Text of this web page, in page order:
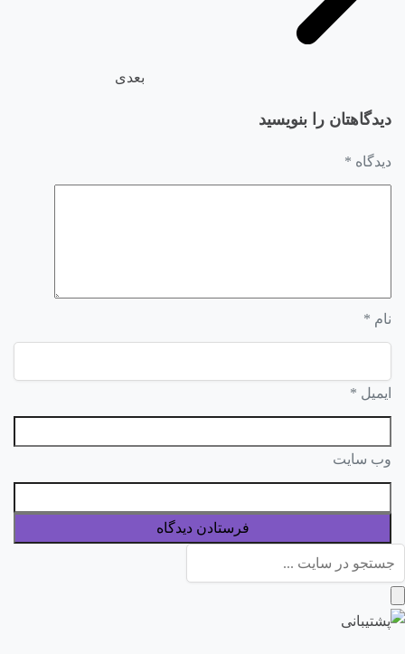
بعدی
دیدگاهتان را بنویسید
دیدگاه *
نام *
ایمیل *
وب‌ سایت